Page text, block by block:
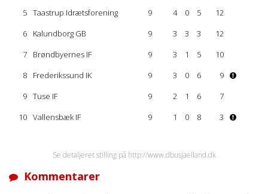
5 Taastrup Idrætsforening 9 4 0 5
12
6
Kalundborg GB 9 3 3 3
12
7
Brøndbyernes IF 9 3 1 5
10
8
Frederikssund IK 9 3 0 6
9
9 Tuse IF 9 2 1 6
7
10 Vallensbæk IF 9 1 0 8 3
Se detaljeret stilling på http://www.dbusjaelland.dk
Kommentarer